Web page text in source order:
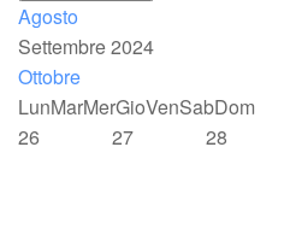
Agosto
Settembre 2024
Ottobre
LunMarMerGioVenSabDom
26
27 28